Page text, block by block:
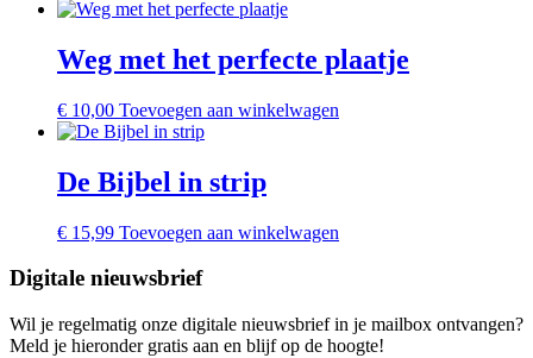
Weg met het perfecte plaatje
€ 10,00 Toevoegen aan winkelwagen
De Bijbel in strip
€ 15,99 Toevoegen aan winkelwagen
Digitale nieuwsbrief
Wil je regelmatig onze digitale nieuwsbrief in je mailbox ontvangen?
Meld je hieronder gratis aan en blijf op de hoogte!